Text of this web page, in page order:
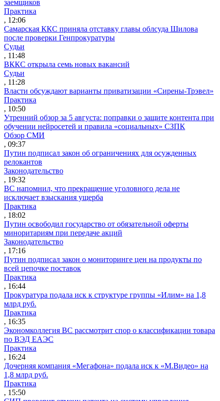
заемщиков
Практика
, 12:06
Самарская ККС приняла отставку главы облсуда Шилова
после проверки Генпрокуратуры
Судьи
, 11:48
ВККС открыла семь новых вакансий
Судьи
, 11:28
Власти обсуждают варианты приватизации «Сирены-Трэвел»
Практика
, 10:50
Утренний обзор за 5 августа: поправки о защите контента при
обучении нейросетей и правила «социальных» СЗПК
Обзор СМИ
, 09:37
Путин подписал закон об ограничениях для осужденных
релокантов
Законодательство
, 19:32
ВС напомнил, что прекращение уголовного дела не
исключает взыскания ущерба
Практика
, 18:02
Путин освободил государство от обязательной оферты
миноритариям при передаче акций
Законодательство
, 17:16
Путин подписал закон о мониторинге цен на продукты по
всей цепочке поставок
Практика
, 16:44
Прокуратура подала иск к структуре группы «Илим» на 1,8
млрд руб.
Практика
, 16:35
Экономколлегия ВС рассмотрит спор о классификации товара
по ВЭД ЕАЭС
Практика
, 16:24
Дочерняя компания «Мегафона» подала иск к «М.Видео» на
1,8 млрд руб.
Практика
, 15:50